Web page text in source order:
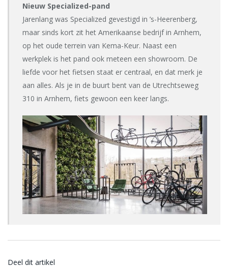
Nieuw Specialized-pand
Jarenlang was Specialized gevestigd in ’s-Heerenberg,
maar sinds kort zit het Amerikaanse bedrijf in Arnhem,
op het oude terrein van Kema-Keur. Naast een
werkplek is het pand ook meteen een showroom. De
liefde voor het fietsen staat er centraal, en dat merk je
aan alles. Als je in de buurt bent van de Utrechtseweg
310 in Arnhem, fiets gewoon een keer langs.
Deel dit artikel